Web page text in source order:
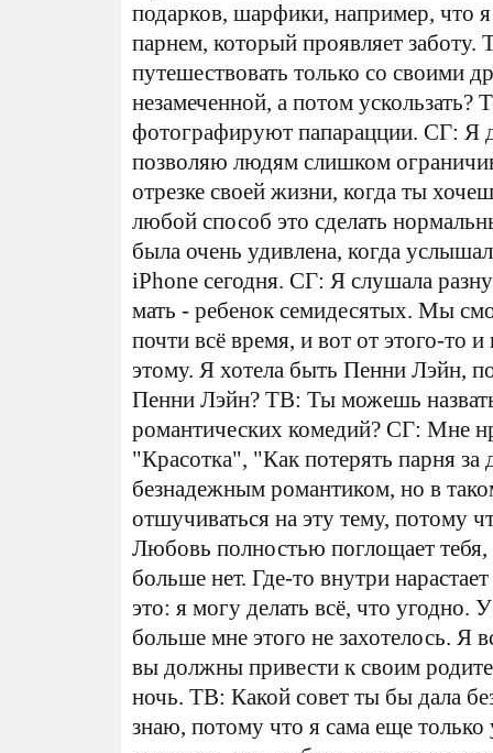
подарков, шарфики, например, что
парнем, который проявляет
путешествовать только со своими
незамеченной, а потом ускользать?
фотографируют папарацции. СГ: Я
позволяю людям слишком
отрезке своей жизни, когда ты
любой способ это сделать
была очень удивлена, когда
iPhone сегодня. СГ: Я слушала
мать - ребенок семидесятых. Мы
почти всё время, и вот от этого-то
этому. Я хотела быть Пенни Лэйн,
Пенни Лэйн? ТВ: Ты можешь
романтических комедий? СГ: Мне
"Красотка", "Как потерять парня за
безнадежным романтиком, но в
отшучиваться на эту тему, потому
Любовь полностью поглощает тебя,
больше нет. Где-то внутри
это: я могу делать всё, что угодно.
больше мне этого не захотелось. Я
вы должны привести к своим
ночь. ТВ: Какой совет ты бы дала
знаю, потому что я сама еще